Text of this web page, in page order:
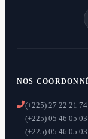
NOS
(+225) 27 22 21
(+225) 05 46 05
(+225) 05 46 05